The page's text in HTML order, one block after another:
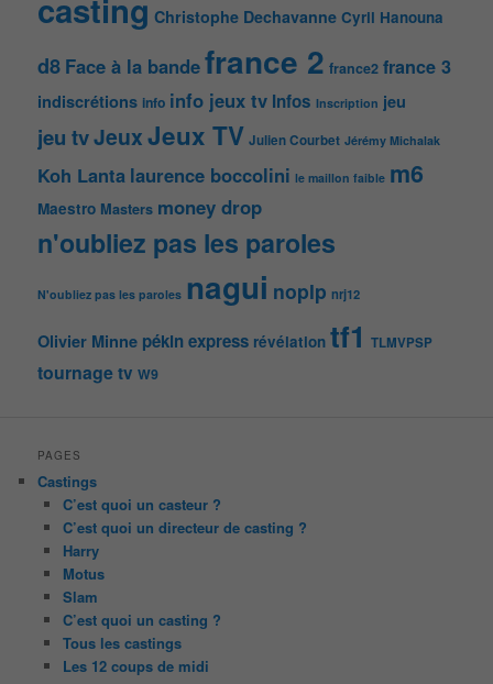
casting Christophe Dechavanne Cyril Hanouna
d8 Face à la bandefrance 2 france2 france 3
indiscrétions info info jeux tv Infos Inscription jeu
jeu tvJeuxJeux TV Julien Courbet Jérémy Michalak
Koh Lanta laurence boccolini le maillon faible m6
Maestro Masters money drop
n'oubliez pas les paroles
N'oubliez pas les paroles nagui noplp nrj12
Olivier Minne pékin express révélation tf1 TLMVPSP
tournagetv W9
PAGES
Castings
C’est quoi un casteur ?
C’est quoi un directeur de casting ?
Harry
Motus
Slam
C’est quoi un casting ?
Tous les castings
Les 12 coups de midi